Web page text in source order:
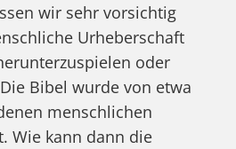
wir sehr vorsichtig
Urheberschaft
oder
Bibel wurde von etwa
menschlichen
Wie kann dann die